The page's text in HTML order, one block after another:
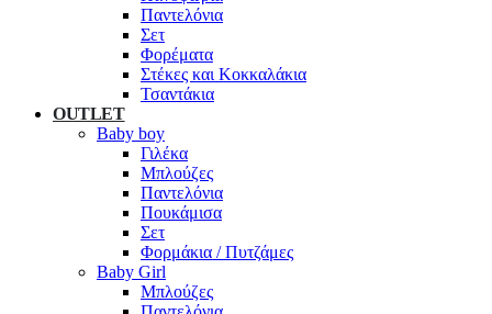
Παντελόνια
Σετ
Φορέματα
Στέκες και Κοκκαλάκια
Τσαντάκια
OUTLET
Baby boy
Γιλέκα
Μπλούζες
Παντελόνια
Πουκάμισα
Σετ
Φορμάκια / Πυτζάμες
Baby Girl
Μπλούζες